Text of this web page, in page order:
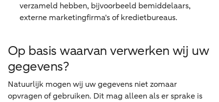
verzameld hebben, bijvoorbeeld bemiddelaars,
externe marketingfirma's of kredietbureaus.
Op basis waarvan verwerken wij uw
gegevens?
Natuurlijk mogen wij uw gegevens niet zomaar
opvragen of gebruiken. Dit mag alleen als er sprake is